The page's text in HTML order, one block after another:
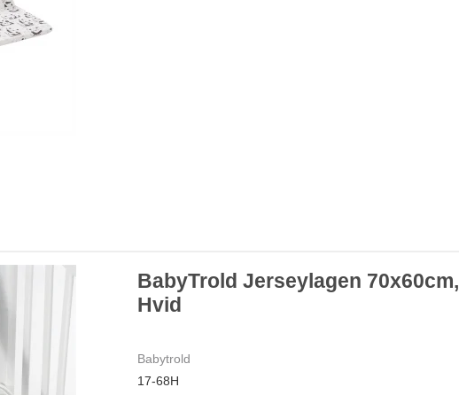
BabyTrold Jerseylagen 70x60cm,
Hvid
Babytrold
17-68H